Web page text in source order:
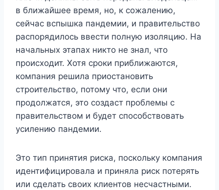
в ближайшее время, но, к сожалению,
сейчас вспышка пандемии, и правительство
распорядилось ввести полную изоляцию. На
начальных этапах никто не знал, что
происходит. Хотя сроки приближаются,
компания решила приостановить
строительство, потому что, если они
продолжатся, это создаст проблемы с
правительством и будет способствовать
усилению пандемии.
Это тип принятия риска, поскольку компания
идентифицировала и приняла риск потерять
или сделать своих клиентов несчастными.